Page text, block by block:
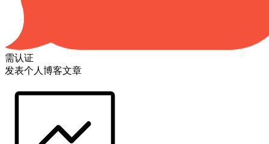
需认证
发表个人博客文章